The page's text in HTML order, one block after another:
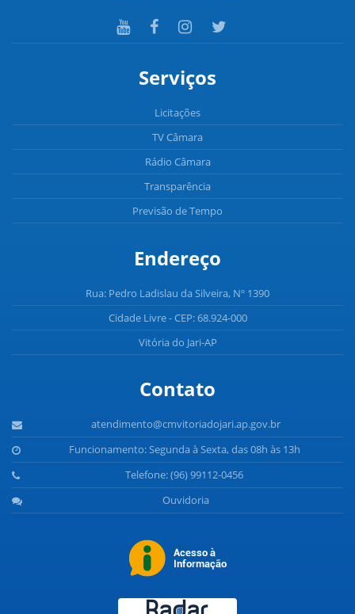
Serviços
Licitações
TV Câmara
Rádio Câmara
Transparência
Previsão de Tempo
Endereço
Rua: Pedro Ladislau da Silveira, Nº 1390
Cidade Livre - CEP: 68.924-000
Vitória do Jari-AP
Contato
atendimento@cmvitoriadojari.ap.gov.br
Funcionamento: Segunda à Sexta, das 08h às 13h
Telefone: (96) 99112-0456
Ouvidoria